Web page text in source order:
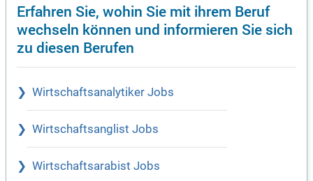
Erfahren Sie, wohin Sie mit ihrem Beruf
wechseln können und informieren Sie sich
zu diesen Berufen
Wirtschaftsanalytiker Jobs
Wirtschaftsanglist Jobs
Wirtschaftsarabist Jobs